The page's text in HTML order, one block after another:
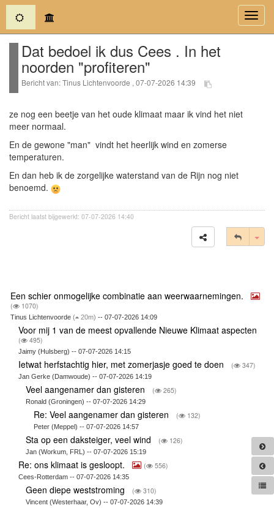
(current)
Dat bedoel ik dus Cees . In het
noorden "profiteren"
Bericht van: Tinus Lichtenvoorde , 07-07-2026 14:39
ze nog een beetje van het oude klimaat maar ik vind het niet
meer normaal.
En de gewone "man" vindt het heerlijk wind en zomerse
temperaturen.
En dan heb ik de zorgelijke waterstand van de Rijn nog niet
benoemd.
Bericht laatst bijgewerkt: 07-07-2026 14:40
Een schier onmogelijke combinatie aan weerwaarnemingen.
( 1070)
Tinus Lichtenvoorde ( 20m) -- 07-07-2026 14:09
Voor mij 1 van de meest opvallende Nieuwe Klimaat aspecten
( 495)
Jaimy (Hulsberg) -- 07-07-2026 14:15
Ietwat herfstachtig hier, met zomerjasje goed te doen ( 347)
Jan Gerke (Damwoude) -- 07-07-2026 14:19
Veel aangenamer dan gisteren ( 265)
Ronald (Groningen) -- 07-07-2026 14:29
Re: Veel aangenamer dan gisteren ( 132)
Peter (Meppel) -- 07-07-2026 14:57
Sta op een daksteiger, veel wind ( 126)
Jan (Workum, FRL) -- 07-07-2026 15:19
Re: ons klimaat is gesloopt. ( 556)
Cees-Rotterdam -- 07-07-2026 14:35
Geen diepe weststroming ( 310)
Vincent (Westerhaar, Ov) -- 07-07-2026 14:39